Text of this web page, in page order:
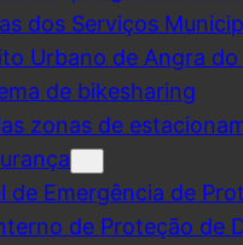
dos Serviços
Urbano de Angra do
de bikesharing
zonas de
de Emergência de
de Proteção de